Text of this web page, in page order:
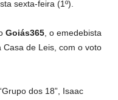
sexta-feira (1º).
Goiás365, o emedebista
de Leis, com o voto
dos 18”, Isaac